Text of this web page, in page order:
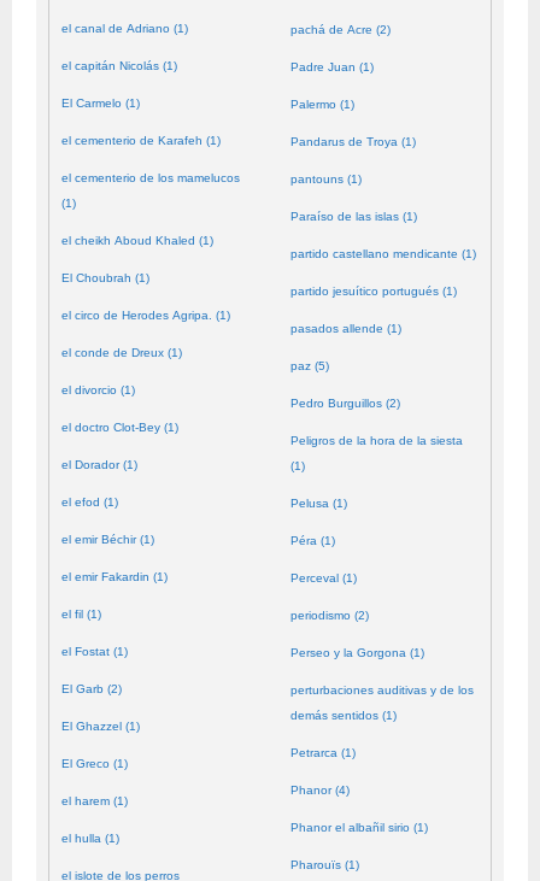
el canal de Adriano (1)
el capitán Nicolás (1)
El Carmelo (1)
el cementerio de Karafeh (1)
el cementerio de los mamelucos
(1)
el cheikh Aboud Khaled (1)
El Choubrah (1)
el circo de Herodes Agripa. (1)
el conde de Dreux (1)
el divorcio (1)
el doctro Clot-Bey (1)
el Dorador (1)
el efod (1)
el emir Béchir (1)
el emir Fakardin (1)
el fil (1)
el Fostat (1)
El Garb (2)
El Ghazzel (1)
El Greco (1)
el harem (1)
el hulla (1)
el islote de los perros
pachá de Acre (2)
Padre Juan (1)
Palermo (1)
Pandarus de Troya (1)
pantouns (1)
Paraíso de las islas (1)
partido castellano mendicante (1)
partido jesuítico portugués (1)
pasados allende (1)
paz (5)
Pedro Burguillos (2)
Peligros de la hora de la siesta
(1)
Pelusa (1)
Péra (1)
Perceval (1)
periodismo (2)
Perseo y la Gorgona (1)
perturbaciones auditivas y de los
demás sentidos (1)
Petrarca (1)
Phanor (4)
Phanor el albañil sirio (1)
Pharouïs (1)